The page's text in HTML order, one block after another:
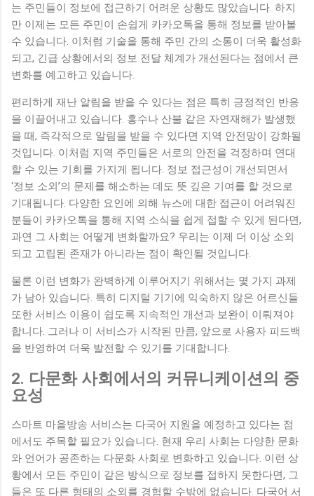
는 주민들이 정보에 접근하기 어려운 상황도 많았습니다. 하지
만 이제는 모든 주민이 손쉽게 카카오톡을 통해 정보를 받아볼
수 있습니다. 이처럼 기술을 통해 주민 간의 소통이 더욱 활성화
되고, 긴급 상황에서의 정보 전달 체계가 개선된다는 점에서 큰
변화를 예고하고 있습니다.
편리하게 재난 알림을 받을 수 있다는 점은 특히 긍정적인 반응
을 이끌어내고 있습니다. 홍수나 산불 같은 자연재해가 발생했
을 때, 즉각적으로 알림을 받을 수 있다면 지역 안전망이 강화될
것입니다. 이처럼 지역 주민들은 서로의 안전을 걱정하며 연대
할 수 있는 기회를 가지게 됩니다. 정보 접근성이 개선되면서
‘정보 소외’의 문제를 해소하는 데도 뜻 깊은 기여를 할 것으로
기대됩니다. 다양한 요인에 의해 뉴스에 대한 접근이 어려워진
분들이 카카오톡을 통해 지역 소식을 쉽게 접할 수 있게 된다면,
과연 그 사회는 어떻게 변화할까요? 우리는 이제 더 이상 소외
되고 고립된 존재가 아니라는 점이 확인될 것입니다.
물론 이런 변화가 완벽하게 이루어지기 위해서는 몇 가지 과제
가 남아 있습니다. 특히 디지털 기기에 익숙하지 않은 어르신들
또한 서비스 이용이 쉽도록 지속적인 개선과 보완이 이뤄져야
합니다. 그러나 이 서비스가 시작된 만큼, 앞으로 사용자 피드백
을 반영하여 더욱 발전할 수 있기를 기대합니다.
2. 다문화 사회에서의 커뮤니케이션의 중
요성
스마트 마을방송 서비스는 다국어 지원을 예정하고 있다는 점
에서도 주목할 필요가 있습니다. 현재 우리 사회는 다양한 문화
와 언어가 공존하는 다문화 사회로 변화하고 있습니다. 이런 상
황에서 모든 주민이 같은 방식으로 정보를 접하지 못한다면, 그
들은 또 다른 형태의 소외를 경험할 수밖에 없습니다. 다국어 서